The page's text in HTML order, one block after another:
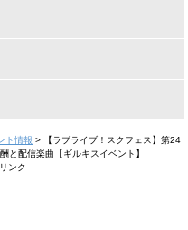
ト情報 >
【ラブライブ！スクフェス】第24
と配信楽曲【ギルキスイベント】
ンク